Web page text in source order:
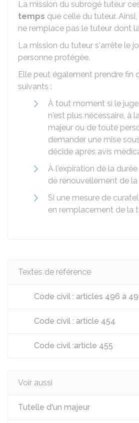
La mission du subrogé tuteur
temps que celle du tuteur.
ne remplace pas le tuteur dont
La mission du tuteur s'arrête le
personne protégée.
Elle peut également prendre fin
suivants :
À tout moment si le
n'est plus nécessaire, à
majeur ou de toute
demander une mise
décide après avis
À l'expiration de la
de renouvellement de
Si une mesure de
en remplacement de la
Textes de référence
Code civil : articles 496 à
Code civil : article 454
Code civil :article 455
Voir aussi
Tutelle d'un majeur